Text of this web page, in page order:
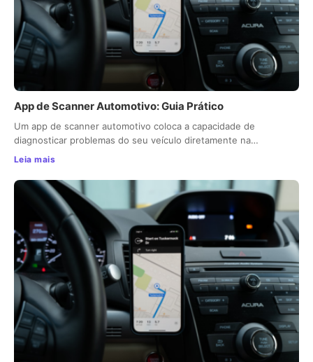
App de Scanner Automotivo: Guia Prático
Um app de scanner automotivo coloca a capacidade de
diagnosticar problemas do seu veículo diretamente na…
Leia mais